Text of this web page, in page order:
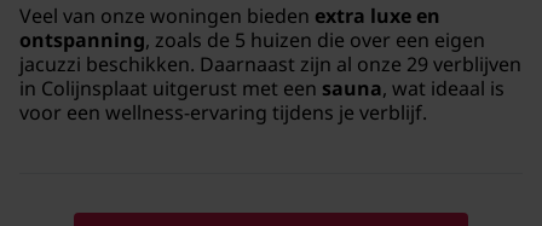
Veel van onze woningen bieden extra luxe en
ontspanning, zoals de 5 huizen die over een eigen
jacuzzi beschikken. Daarnaast zijn al onze 29 verblijven
in Colijnsplaat uitgerust met een sauna, wat ideaal is
voor een wellness-ervaring tijdens je verblijf.